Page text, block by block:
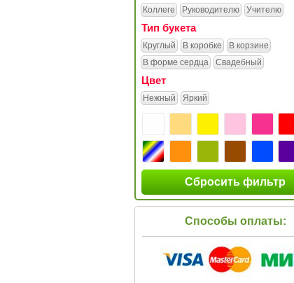
Коллеге
Руководителю Учителю
Тип букета
Круглый В коробке
В корзине
В форме сердца
Свадебный
Цвет
Нежный Яркий
Сбросить фильтр
Способы оплаты: